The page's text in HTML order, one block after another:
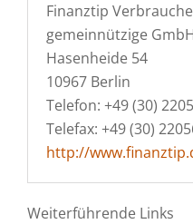
Finanztip
gemeinnützige
Hasenheide 54
10967 Berlin
Telefon: +49 (30)
Telefax: +49 (30)
http://
Weiterführende Links